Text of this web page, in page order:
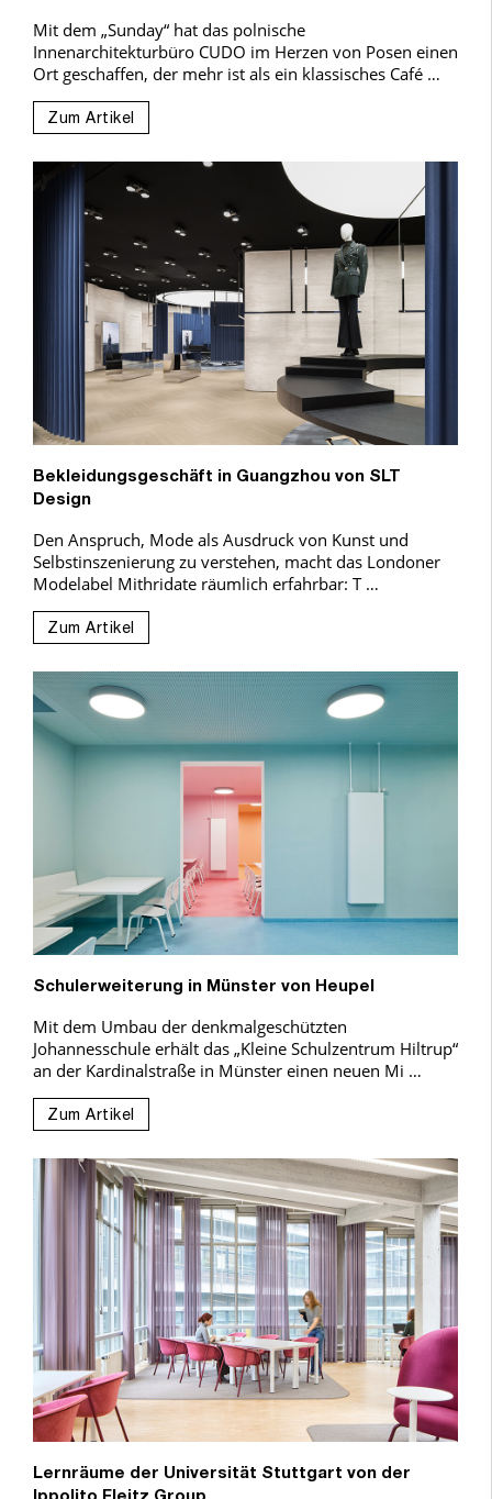
Mit dem „Sunday“ hat das polnische
Innenarchitekturbüro CUDO im Herzen von Posen einen
Ort geschaffen, der mehr ist als ein klassisches Café …
Zum Artikel
Bekleidungsgeschäft in Guangzhou von SLT
Design
Den Anspruch, Mode als Ausdruck von Kunst und
Selbstinszenierung zu verstehen, macht das Londoner
Modelabel Mithridate räumlich erfahrbar: T …
Zum Artikel
Schulerweiterung in Münster von Heupel
Mit dem Umbau der denkmalgeschützten
Johannesschule erhält das „Kleine Schulzentrum Hiltrup“
an der Kardinalstraße in Münster einen neuen Mi …
Zum Artikel
Lernräume der Universität Stuttgart von der